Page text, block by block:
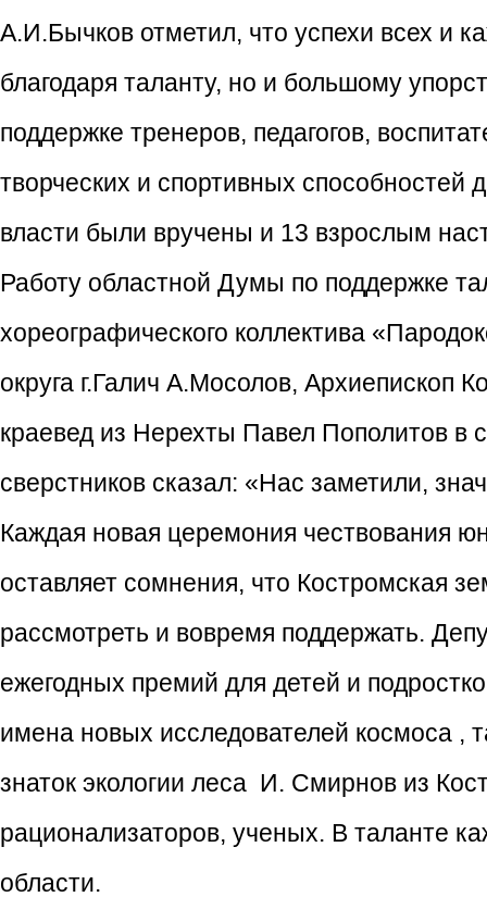
А.И.Бычков отметил, что успехи всех и
благодаря таланту, но и большому
поддержке тренеров, педагогов,
творческих и спортивных способностей
власти были вручены и 13 взрослым
Работу областной Думы по поддержке
хореографического коллектива
округа г.Галич А.Мосолов, Архиепископ
краевед из Нерехты Павел Пополитов в
сверстников сказал: «Нас заметили,
Каждая новая церемония чествования
оставляет сомнения, что Костромская
рассмотреть и вовремя поддержать.
ежегодных премий для детей и
имена новых исследователей космоса ,
знаток экологии леса И. Смирнов из
рационализаторов, ученых. В таланте
области.